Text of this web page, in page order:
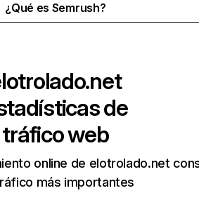
¿Qué es Semrush?
de
tráfico web
online de elotrolado.net
más importantes